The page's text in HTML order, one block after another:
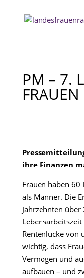
PM – 7.
ihre Finanzen
Frauen haben 60
als Männer. Die
Jahrzehnten
Rentenlücke von
wichtig, dass
Vermögen und
aufbauen – und